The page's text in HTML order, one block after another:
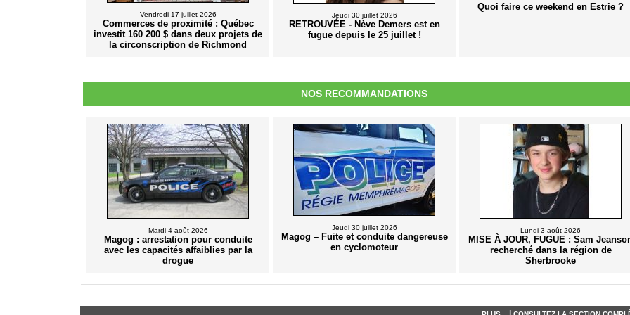
Vendredi 17 juillet 2026
Commerces de proximité : Québec
investit 160 200 $ dans deux projets de
la circonscription de Richmond
Jeudi 30 juillet 2026
RETROUVÉE - Nève Demers est en
fugue depuis le 25 juillet !
Quoi faire ce weekend en Estrie ?
NOS RECOMMANDATIONS
Mardi 4 août 2026
Magog : arrestation pour conduite
avec les capacités affaiblies par la
drogue
Jeudi 30 juillet 2026
Magog – Fuite et conduite dangereuse
en cyclomoteur
Lundi 3 août 2026
MISE À JOUR, FUGUE : Sam
recherché dans la région de
Sherbrooke